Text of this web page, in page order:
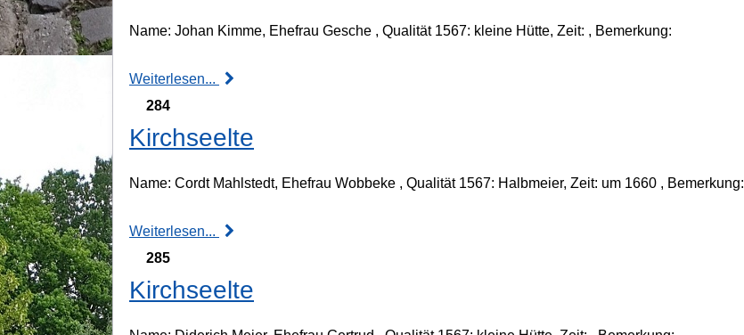
Name: Johan Kimme, Ehefrau Gesche , Qualität 1567: kleine Hütte, Zeit: , Bemerkung:
Weiterlesen...
284
Kirchseelte
Name: Cordt Mahlstedt, Ehefrau Wobbeke , Qualität 1567: Halbmeier, Zeit: um 1660 , Bemerkung:
Weiterlesen...
285
Kirchseelte